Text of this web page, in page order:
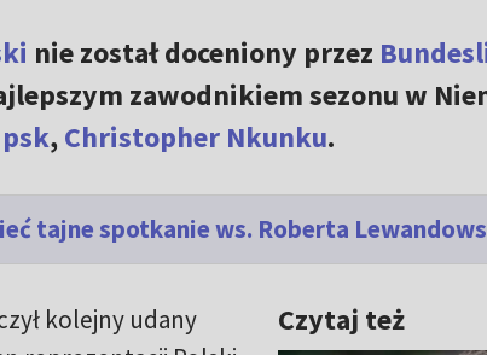
nie został doceniony przez
zawodnikiem sezonu w
,Christopher Nkunku.
tajne spotkanie ws. Roberta
Czytaj też
kolejny udany